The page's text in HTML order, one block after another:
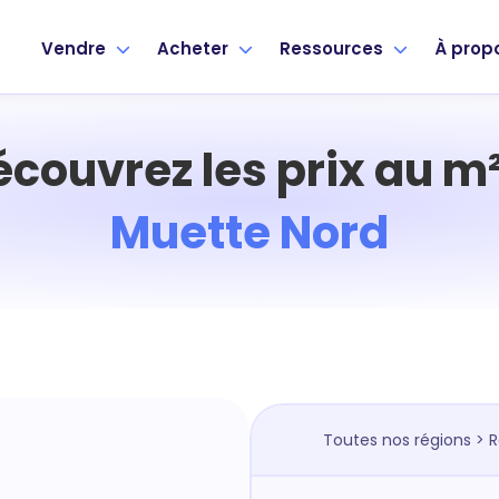
Vendre Acheter Ressources À
les prix au
Muette Nord
Toutes nos régions >